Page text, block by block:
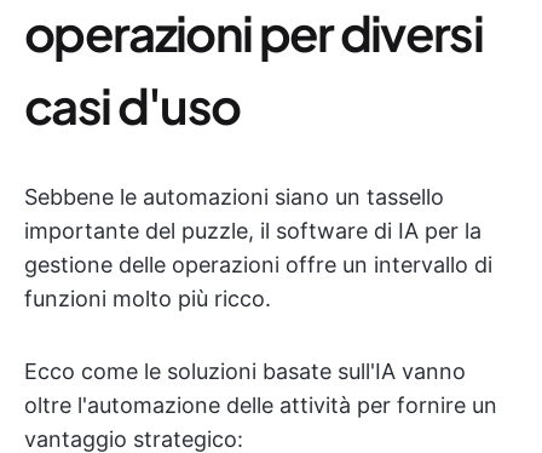
operazioni per diversi
casi d'uso
Sebbene le automazioni siano un tassello
importante del puzzle, il software di IA per la
gestione delle operazioni offre un intervallo di
funzioni molto più ricco.
Ecco come le soluzioni basate sull'IA vanno
oltre l'automazione delle attività per fornire un
vantaggio strategico: